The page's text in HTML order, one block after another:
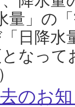
量」の
日降
なっ
のお